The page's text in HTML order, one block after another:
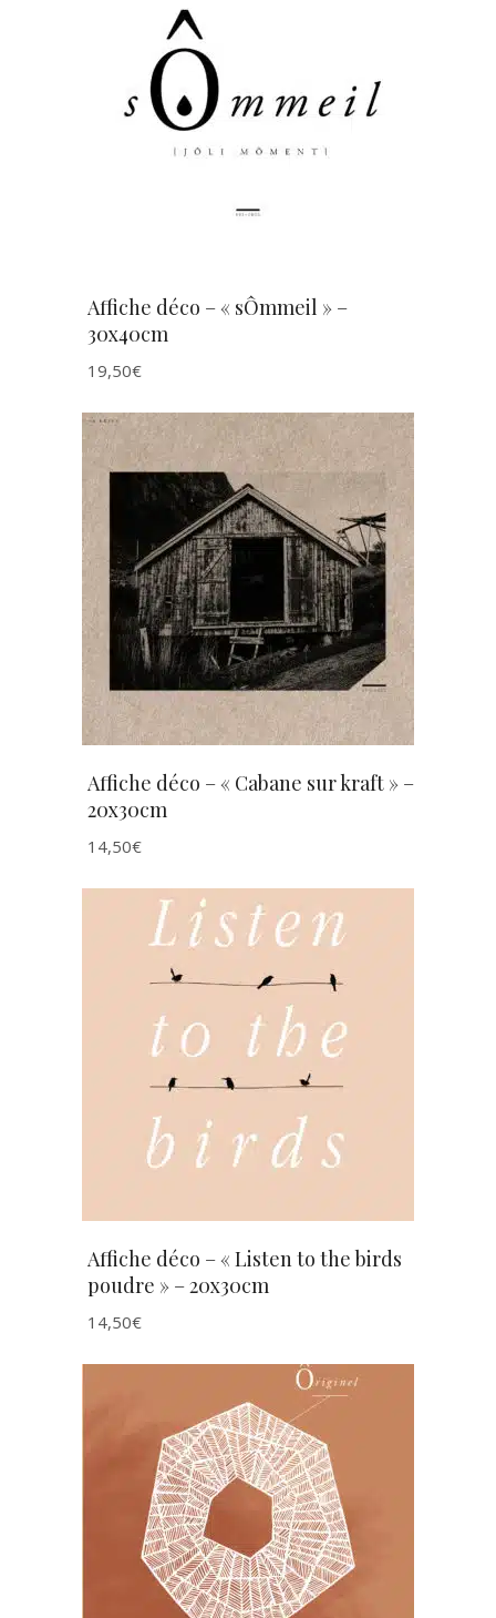
AJOUTER AU PANIER
Affiche déco – « sÔmmeil » –
30x40cm
19,50€
AJOUTER AU PANIER
Affiche déco – « Cabane sur kraft » –
20x30cm
14,50€
AJOUTER AU PANIER
Affiche déco – « Listen to the birds
poudre » – 20x30cm
14,50€
AJOUTER AU PANIER